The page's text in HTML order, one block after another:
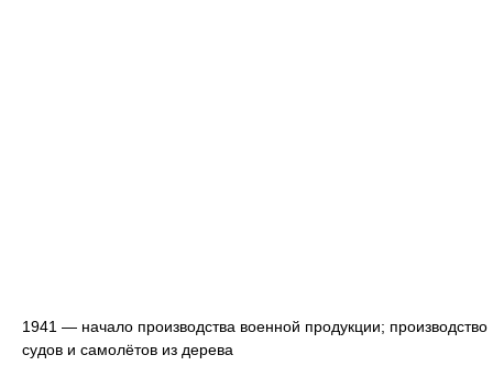
1941 — начало производства военной продукции; производство
судов и самолётов из дерева